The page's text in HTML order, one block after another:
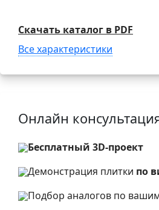
Скачать каталог в PDF
Все характеристики
Онлайн
Бесплатный 3D-проект
Демонстрация плитки по
Подбор аналогов по